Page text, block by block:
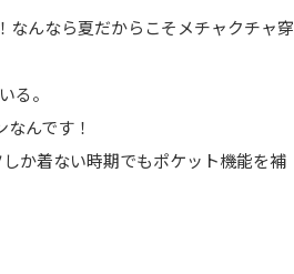
なんなら夏だからこそメチャクチャ穿
る。
んです！
か着ない時期でもポケット機能を補